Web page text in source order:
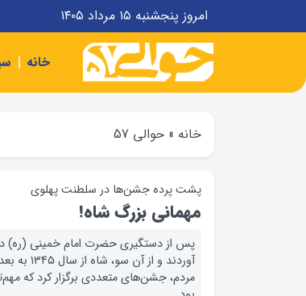
امروز پنجشنبه ۱۵ مرداد ۱۴۰۵
خانه
خانه » حوالی 57
پشت پرده جشن‌ها در سلطنت پهلوی
مهمانی بزرگ شاه!
آوردند
مردم، جشن‌های متعددی برگزار کرد که